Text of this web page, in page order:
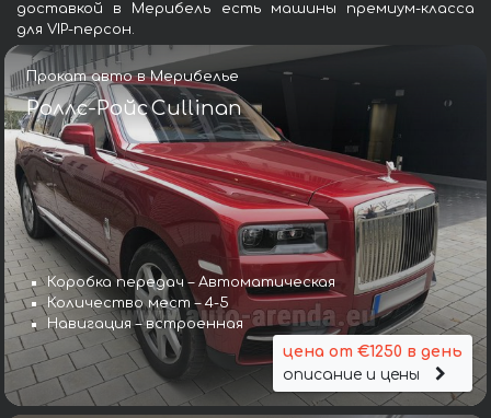
доставкой в Мерибель есть машины премиум-класса
для VIP-персон.
Прокат авто в Мерибелье
Роллс-Ройс Cullinan
Коробка передач – Автоматическая
Количество мест – 4-5
Навигация – встроенная
цена от €1250 в день
описание и цены